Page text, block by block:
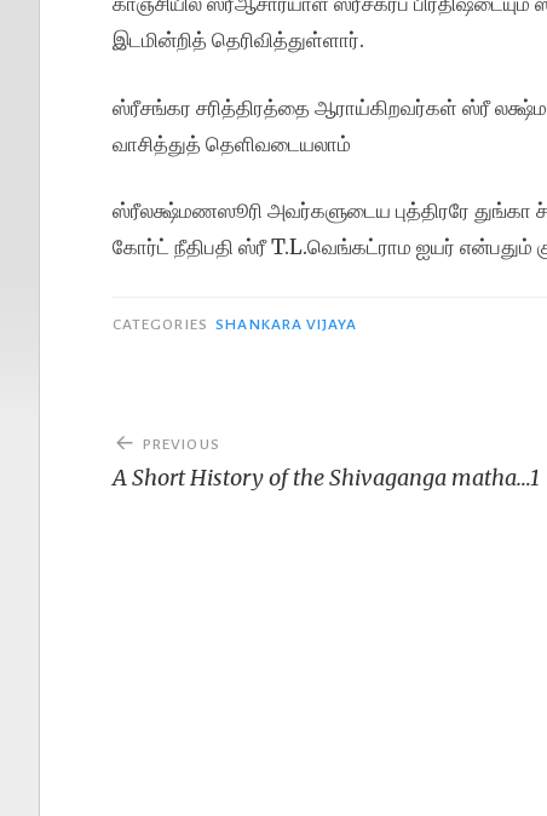
இடமின்றித் தெரிவித்துள்ளார்.
ஸ்ரீசங்கர சரித்திரத்தை ஆராய்கிறவர்கள் ஸ்ரீ
வாசித்துத் தெளிவடையலாம்
ஸ்ரீலக்ஷ்மணஸூரி அவர்களுடைய புத்திரரே துங்கா
கோர்ட் நீதிபதி ஸ்ரீ T.L.வெங்கட்ராம ஐயர் என்பதும்
CATEGORIES SHANKARA VIJAYA
Post
navigation
PREVIOUS
A Short History of the Shivaganga matha…1